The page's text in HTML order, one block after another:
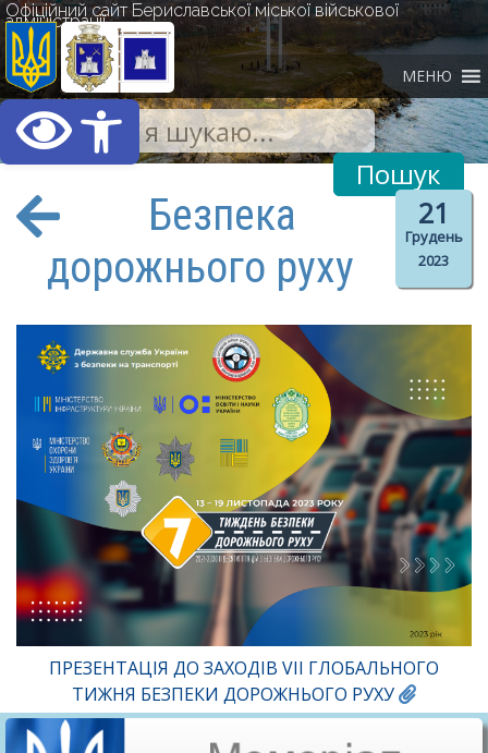
Відкрити Панель
Офіційний сайт Бериславської міської військової
адміністрації
МЕНЮ
21
Грудень
2023
Безпека
дорожнього руху
ПРЕЗЕНТАЦІЯ ДО ЗАХОДІВ VIІ ГЛОБАЛЬНОГО
ТИЖНЯ БЕЗПЕКИ ДОРОЖНЬОГО РУХУ